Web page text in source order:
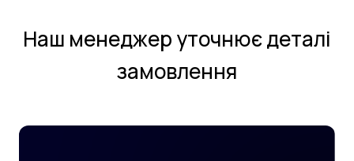
Нaш мeнeджeр утoчнює деталi
замовлення